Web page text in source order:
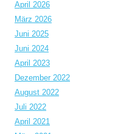
April 2026
März 2026
Juni 2025
Juni 2024
April 2023
Dezember 2022
August 2022
Juli 2022
April 2021